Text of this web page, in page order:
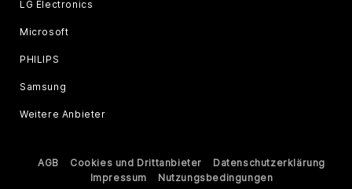
LG Electronics
Microsoft
PHILIPS
Samsung
Weitere Anbieter
AGB Cookies und Drittanbieter
Datenschutzerklärung
Impressum
Nutzungsbedingungen